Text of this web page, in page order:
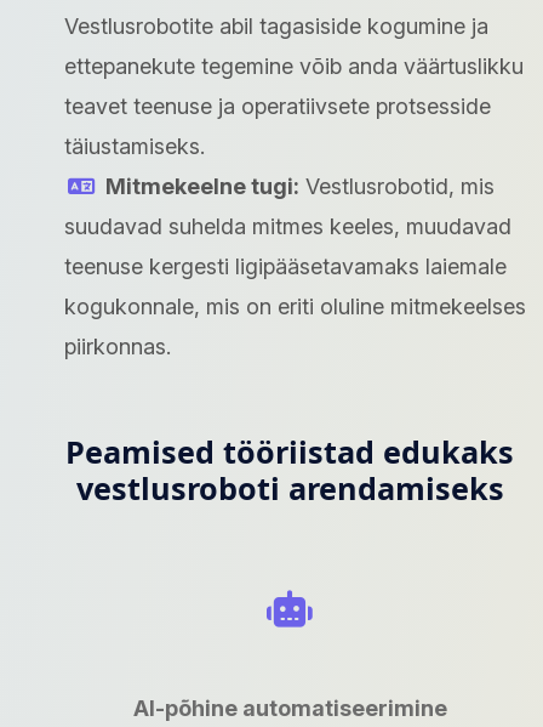
Vestlusrobotite abil tagasiside kogumine ja
ettepanekute tegemine võib anda väärtuslikku
teavet teenuse ja operatiivsete protsesside
täiustamiseks.
Mitmekeelne tugi: Vestlusrobotid, mis
suudavad suhelda mitmes keeles, muudavad
teenuse kergesti ligipääsetavamaks laiemale
kogukonnale, mis on eriti oluline mitmekeelses
piirkonnas.
Peamised tööriistad edukaks
vestlusroboti arendamiseks
AI-põhine automatiseerimine